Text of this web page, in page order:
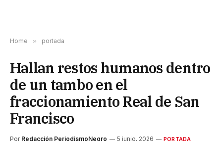
Home » portada
Hallan restos humanos dentro
de un tambo en el
fraccionamiento Real de San
Francisco
Por Redacción PeriodismoNegro 5 junio, 2026 PORTADA